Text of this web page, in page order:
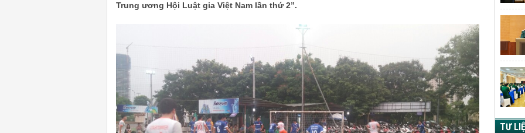
Trung ương Hội Luật gia Việt Nam lần thứ 2”.
TƯ